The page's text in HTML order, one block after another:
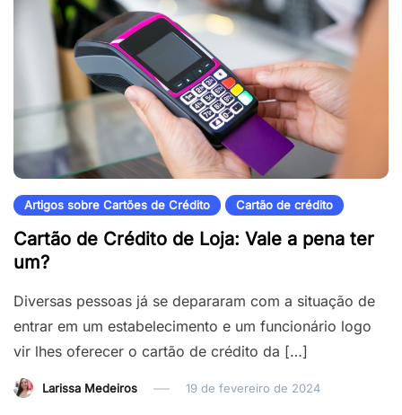
Artigos sobre Cartões de Crédito Cartão de crédito
Cartão de Crédito de Loja: Vale a pena ter
um?
Diversas pessoas já se depararam com a situação de
entrar em um estabelecimento e um funcionário logo
vir lhes oferecer o cartão de crédito da […]
Larissa Medeiros 19 de fevereiro de 2024